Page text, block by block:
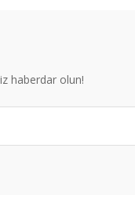
pahalı.
olmalı.
haberdar olun!